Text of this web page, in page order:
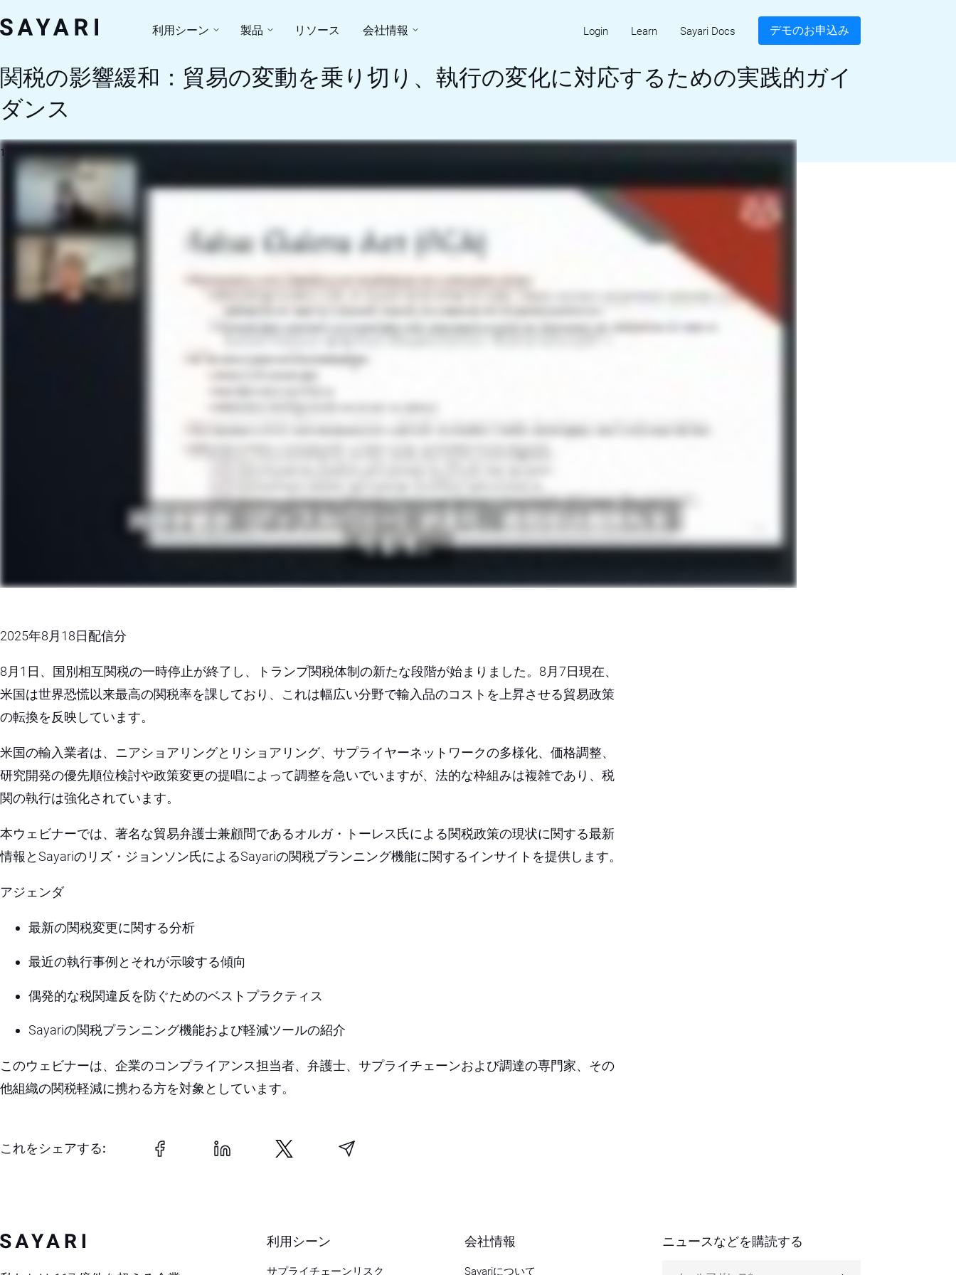
to
利用シーン 製品 リソース 会社情報 Login Learn Sayari Docs デモのお申込み
関税の影響緩和：貿易の変動を乗り切り、執行の変化に対応するための実践的ガイ
ダンス
11/20/25 1 分読み
2025年8月18日配信分
8月1日、国別相互関税の一時停止が終了し、トランプ関税体制の新たな段階が始まりました。8月7日現在、
米国は世界恐慌以来最高の関税率を課しており、これは幅広い分野で輸入品のコストを上昇させる貿易政策
の転換を反映しています。
米国の輸入業者は、ニアショアリングとリショアリング、サプライヤーネットワークの多様化、価格調整、
研究開発の優先順位検討や政策変更の提唱によって調整を急いでいますが、法的な枠組みは複雑であり、税
関の執行は強化されています。
本ウェビナーでは、著名な貿易弁護士兼顧問であるオルガ・トーレス氏による関税政策の現状に関する最新
情報とSayariのリズ・ジョンソン氏によるSayariの関税プランニング機能に関するインサイトを提供します。
アジェンダ
最新の関税変更に関する分析
最近の執行事例とそれが示唆する傾向
偶発的な税関違反を防ぐためのベストプラクティス
Sayariの関税プランニング機能および軽減ツールの紹介
このウェビナーは、企業のコンプライアンス担当者、弁護士、サプライチェーンおよび調達の専門家、その
他組織の関税軽減に携わる方を対象としています。
これをシェアする:
利用シーン
サプライチェーンリスク
会社情報
Sayariについて
ニュースなどを購読する